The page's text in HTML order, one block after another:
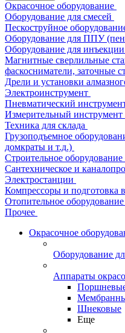
Окрасочное оборудование
Оборудование для смесей
Пескоструйное
Оборудование для ППУ
Оборудование для
Магнитные сверлильные
фаскосниматели, заточные
Дрели и установки
Электроинструмент
Пневматический
Измерительный инструмент
Техника для склада
Грузоподъемное
домкраты и т.д.)
Строительное
Сантехническое и
Электростанции
Компрессоры и подготовка
Отопительное оборудование
Прочее
Окрасочное
Оборудование
Аппараты
Шнековые
Еще